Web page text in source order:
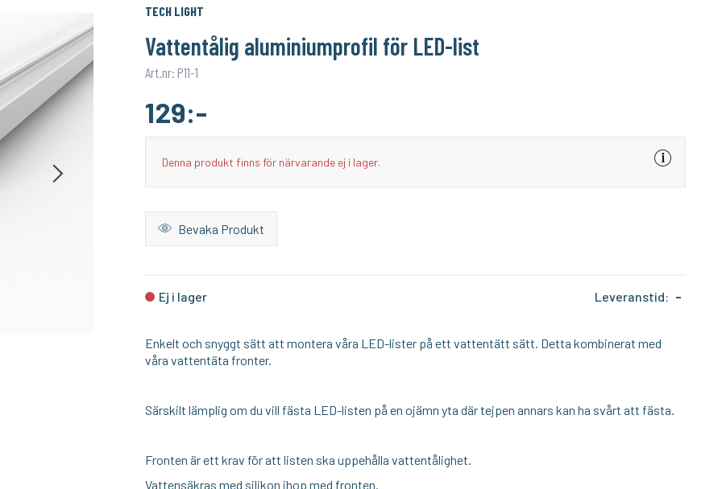
I lager
Silicone Tubing ID 3mm OD 5mm - 1m
I lager
TECH LIGHT
Vattentålig aluminiumprofil för LED-list
Art.nr: P11-1
129:-
Denna produkt finns för närvarande ej i lager.
Bevaka Produkt
Ej i lager Leveranstid: -
Enkelt och snyggt sätt att montera våra LED-lister på ett vattentätt sätt. Detta kombinerat med
våra vattentäta fronter.
Särskilt lämplig om du vill fästa LED-listen på en ojämn yta där tejpen annars kan ha svårt att fästa.
Fronten är ett krav för att listen ska uppehålla vattentålighet.
Vattensäkras med silikon ihop med fronten.